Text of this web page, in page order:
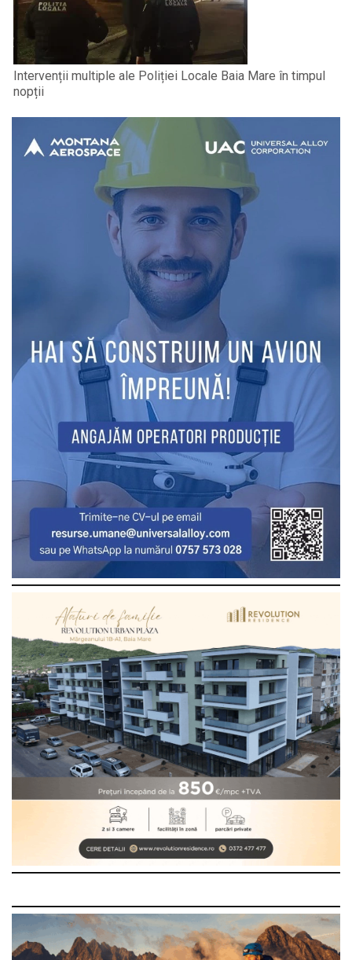
Intervenții multiple ale Poliției Locale Baia Mare în timpul
nopții